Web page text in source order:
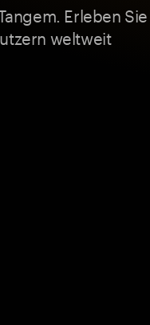
Erleben Sie
weltweit